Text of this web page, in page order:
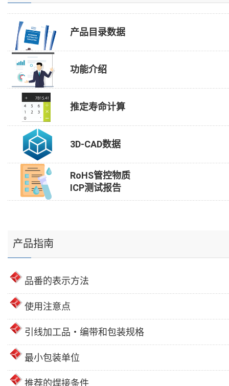
产品目录数据
功能介绍
推定寿命计算
3D-CAD数据
RoHS管控物质
ICP测试报告
产品指南
品番的表示方法
使用注意点
引线加工品・编带和包装规格
最小包装单位
推荐的焊接条件